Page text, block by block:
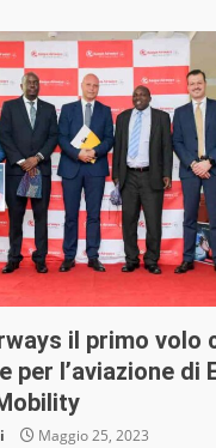
il primo volo
per l’aviazione di
Maggio 25, 2023